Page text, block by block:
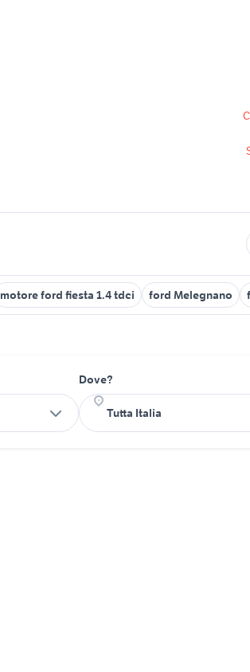
motore ford fiesta 1.4 tdci ford Melegnano
Dove?